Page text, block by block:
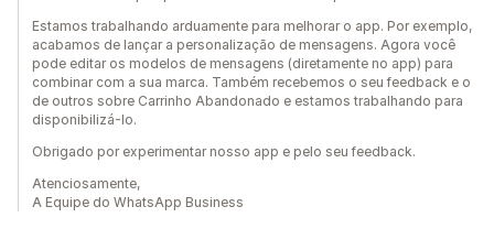
Estamos trabalhando arduamente para melhorar o app. Por exemplo,
acabamos de lançar a personalização de mensagens. Agora você
pode editar os modelos de mensagens (diretamente no app) para
combinar com a sua marca. Também recebemos o seu feedback e o
de outros sobre Carrinho Abandonado e estamos trabalhando para
disponibilizá-lo.
Obrigado por experimentar nosso app e pelo seu feedback.
Atenciosamente,
A Equipe do WhatsApp Business